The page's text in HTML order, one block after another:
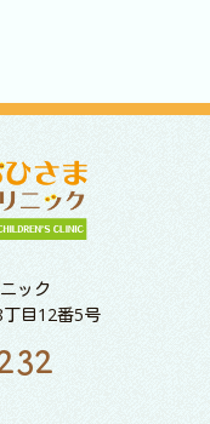
ック
目12番5号